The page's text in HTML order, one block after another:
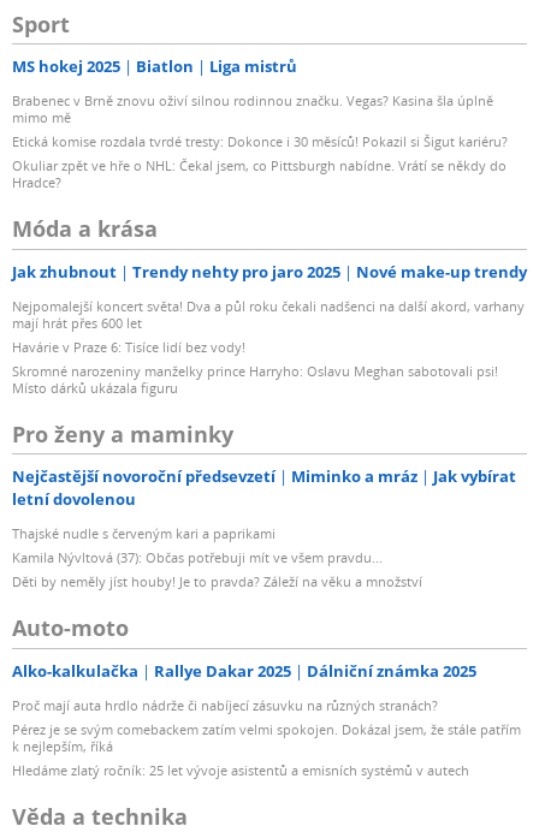
Sport
MS hokej 2025 Biatlon Liga mistrů
Brabenec v Brně znovu oživí silnou rodinnou značku. Vegas? Kasina šla úplně
mimo mě
Etická komise rozdala tvrdé tresty: Dokonce i 30 měsíců! Pokazil si Šigut kariéru?
Okuliar zpět ve hře o NHL: Čekal jsem, co Pittsburgh nabídne. Vrátí se někdy do
Hradce?
Móda a krása
Jak zhubnout Trendy nehty pro jaro 2025 Nové make-up trendy
Nejpomalejší koncert světa! Dva a půl roku čekali nadšenci na další akord, varhany
mají hrát přes 600 let
Havárie v Praze 6: Tisíce lidí bez vody!
Skromné narozeniny manželky prince Harryho: Oslavu Meghan sabotovali psi!
Místo dárků ukázala figuru
Pro ženy a maminky
Nejčastější novoroční předsevzetí Miminko a mráz
Jak vybírat
letní dovolenou
Thajské nudle s červeným kari a paprikami
Kamila Nývltová (37): Občas potřebuji mít ve všem pravdu...
Děti by neměly jíst houby! Je to pravda? Záleží na věku a množství
Auto-moto
Alko-kalkulačka Rallye Dakar 2025 Dálniční známka 2025
Proč mají auta hrdlo nádrže či nabíjecí zásuvku na různých stranách?
Pérez je se svým comebackem zatím velmi spokojen. Dokázal jsem, že stále patřím
k nejlepším, říká
Hledáme zlatý ročník: 25 let vývoje asistentů a emisních systémů v autech
Věda a technika